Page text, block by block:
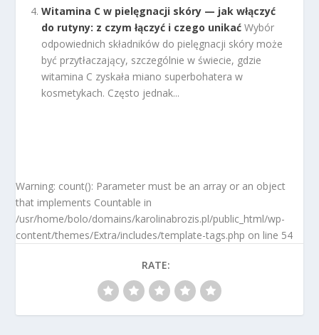
Witamina C w pielęgnacji skóry — jak włączyć
do rutyny: z czym łączyć i czego unikać Wybór
odpowiednich składników do pielęgnacji skóry może
być przytłaczający, szczególnie w świecie, gdzie
witamina C zyskała miano superbohatera w
kosmetykach. Często jednak...
Warning: count(): Parameter must be an array or an object
that implements Countable in
/usr/home/bolo/domains/karolinabrozis.pl/public_html/wp-
content/themes/Extra/includes/template-tags.php on line 54
RATE: